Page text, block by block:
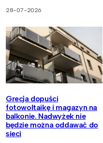
28-07-2026
Grecja dopuści
fotowoltaikę i magazyn na
balkonie. Nadwyżek nie
będzie można oddawać do
sieci